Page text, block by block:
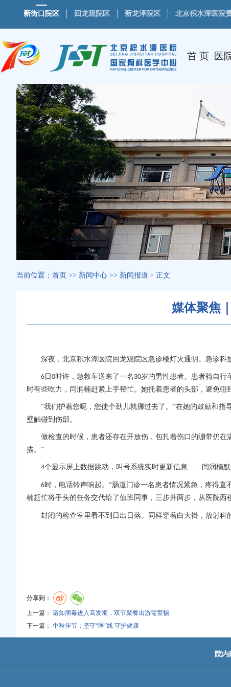
新街口院区 回龙观院区 新龙泽院区 北京积水潭医院
首 页 医
当前位置： 首页 >> 新闻中心 >> 新闻报道 > 正文
媒体聚焦
深夜，北京积水潭医院回龙观院区急诊楼灯火通明。 急诊科
6 日 0时许，急救车送来了一名 30岁的男性患者。患者骑自行
时有些吃力，闫润楠赶紧上手帮忙。她托着患者的头部，避免
“我们护着您呢，您使个劲儿就挪过去了。”在她的鼓励和
壁触碰到伤部。
做检查的时候，患者还存在开放伤，包扎着伤口的绷带仍在
描。”
4个显示屏上数据跳动，叫号系统实时更新信息……闫润楠默
6时，电话铃声响起。“肠道门诊一名患者情况紧急，疼得
楠赶忙将手头的任务交代给了值班同事，三步并两步，从医院
封闭的检查室里看不到日出日落。同样穿着白大褂， 放射科
分享到：
上一篇： 诺如病毒进入高发期，双节聚餐出游需警惕
下一篇： 中秋佳节：坚守“医”线 守护健康
院内